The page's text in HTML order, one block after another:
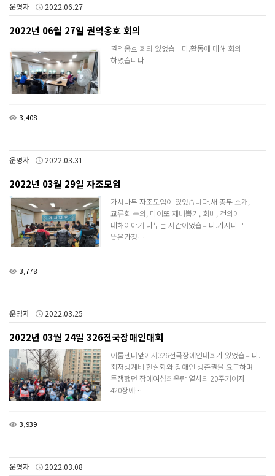
운영자 2022.06.27
2022년 06월 27일 권익옹호 회의
권익옹호 회의 있었습니다.활동에 대해 회의
하였습니다.
3,408
운영자 2022.03.31
2022년 03월 29일 자조모임
가시나무 자조모임이 있었습니다.새 총무 소개,
교류회 논의, 마이또 제비뽑기, 회비, 건의에
대해이야기 나누는 시간이었습니다.​가시나무
뜻은가정…
3,778
운영자 2022.03.25
2022년 03월 24일 326전국장애인대회
이룸센터앞에서326전국장애인대회가 있었습니다.​
최저생계비 현실화와 장애인 생존권을 요구하며
투쟁했던 장애여성최옥란 열사의 20주기이자
420장애…
3,939
운영자 2022.03.08